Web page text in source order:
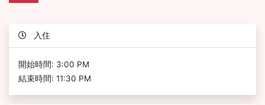
入住
開始時間: 3:00 PM
結束時間: 11:30 PM